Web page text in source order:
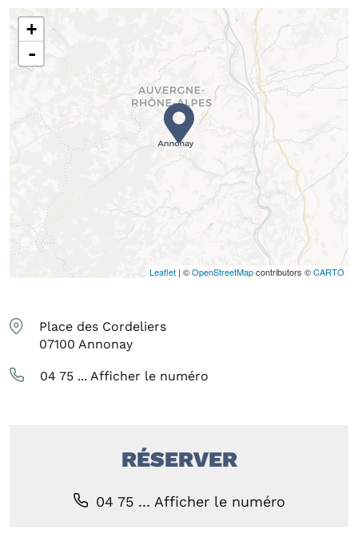
+
-
Leaflet | ©OpenStreetMapcontributors ©CARTO
Place des Cordeliers
07100 Annonay
04 75 ... Afficher le numéro
RÉSERVER
04 75 ... Afficher le numéro